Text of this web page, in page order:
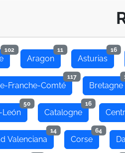
102
Aragon
11
Asturias
16
Franche-Comté
117
Bretagne
León
50
Catalogne
16
Valenciana
14
Corse
64